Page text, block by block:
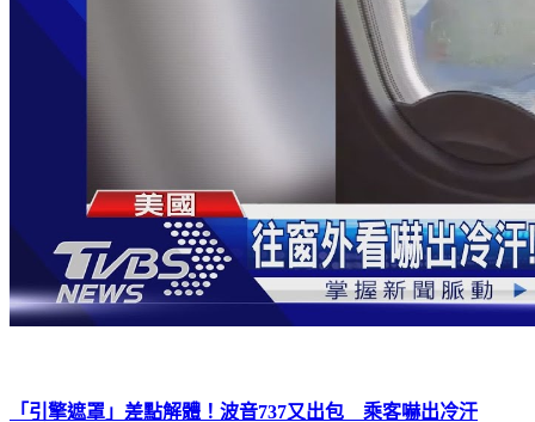
「引擎遮罩」差點解體！波音737又出包 乘客嚇出冷汗